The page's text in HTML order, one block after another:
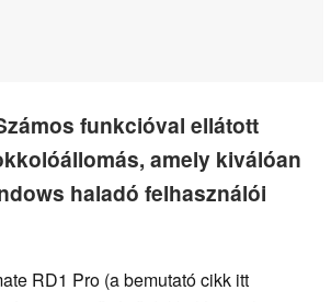
funkcióval ellátott
amely kiválóan
haladó felhasználói
RD1 Pro (a bemutató cikk itt